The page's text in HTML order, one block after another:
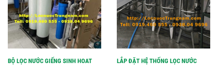
BỘ LỌC NƯỚC GIẾNG SINH HOAT
LẮP ĐẶT HỆ THỐNG LỌC NƯỚC